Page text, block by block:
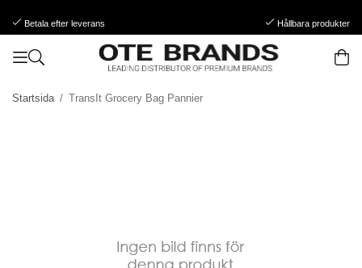
Betala efter leverans Hållbara produkter
Startsida / TransIt Grocery Bag Pannier